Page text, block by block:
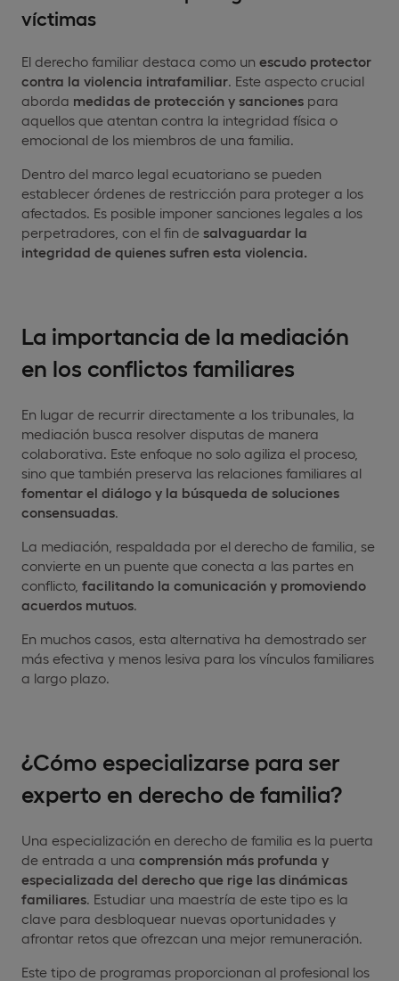
víctimas
El derecho familiar destaca como un escudo protector
contra la violencia intrafamiliar . Este aspecto crucial
aborda medidas de protección y sanciones para
aquellos que atentan contra la integridad física o
emocional de los miembros de una familia.
Dentro del marco legal ecuatoriano se pueden
establecer órdenes de restricción para proteger a los
afectados. Es posible imponer sanciones legales a los
perpetradores, con el fin de salvaguardar la
integridad de quienes sufren esta violencia.
La importancia de la mediación
en los conflictos familiares
En lugar de recurrir directamente a los tribunales, la
mediación busca resolver disputas de manera
colaborativa. Este enfoque no solo agiliza el proceso,
sino que también preserva las relaciones familiares al
fomentar el diálogo y la búsqueda de soluciones
consensuadas
La mediación, respaldada por el derecho de familia, se
convierte en un puente que conecta a las partes en
conflicto, facilitando la comunicación y promoviendo
acuerdos mutuos
En muchos casos, esta alternativa ha demostrado ser
más efectiva y menos lesiva para los vínculos familiares
a largo plazo.
¿Cómo especializarse para ser
experto en derecho de familia?
Una especialización en derecho de familia es la puerta
de entrada a una comprensión más profunda y
especializada del derecho que rige las dinámicas
familiares . Estudiar una maestría de este tipo es la
clave para desbloquear nuevas oportunidades y
afrontar retos que ofrezcan una mejor remuneración.
Este tipo de programas proporcionan al profesional los